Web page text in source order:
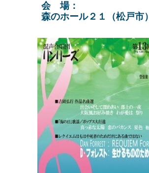
会 場：
森のホール２１（松戸市）